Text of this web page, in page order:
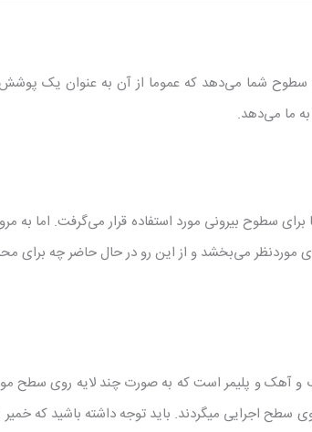
سطوح شما می‌دهد که عموما از آن به عنوان یک
ما می‌دهد.
سطوح بیرونی مورد استفاده قرار می‌گرفت. اما
می‌بخشد و از این رو در حال حاضر چه برای
آهک و پلیمر است که به صورت چند لایه روی سطح
میگردند. باید توجه داشته باشید که خمیر